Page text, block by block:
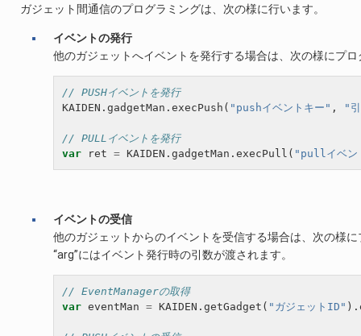
ガジェット間通信のプログラミングは、次の様に行います。
イベントの発行
他のガジェットへイベントを発行する場合は、次の様にプ
// PUSHイベントを発行
KAIDEN . gadgetMan . execPush ( "pushイベントキー" , "
// PULLイベントを発行
var
ret = KAIDEN . gadgetMan . execPull ( "pullイベン
イベントの受信
他のガジェットからのイベントを受信する場合は、次の様
“arg”にはイベント発行時の引数が渡されます。
// EventManagerの取得
var eventMan = KAIDEN . getGadget ( "ガジェットID" ).